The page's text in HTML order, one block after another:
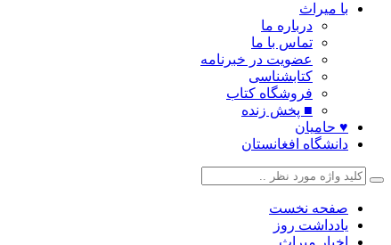
با میراث
درباره ما
تماس با ما
عضویت در خبرنامه
کتابشناسی
فروشگاه کتاب
■ پخش زنده
♥ حامیان
دانشگاه افغانستان
صفحه نخست
یادداشت روز
اخبار میراث